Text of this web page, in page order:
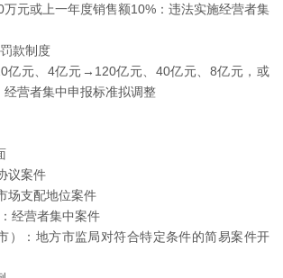
万元或上一年度销售额10%：违法实施经营者集
款制度
亿元、4亿元→120亿元、40亿元、8亿元，或
营者集中申报标准拟调整
议案件
场支配地位案件
经营者集中案件
）：地方市监局对符合特定条件的简易案件开